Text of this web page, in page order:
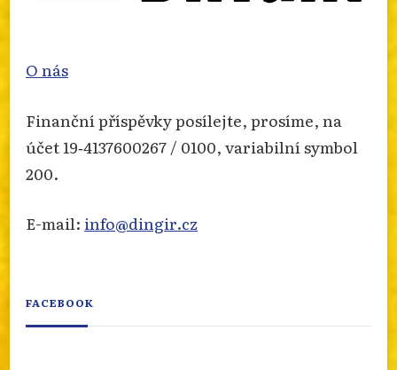
O nás
Finanční příspěvky posílejte, prosíme, na
účet 19‐4137600267 / 0100, variabilní symbol
200.
E-mail: info@dingir.cz
FACEBOOK